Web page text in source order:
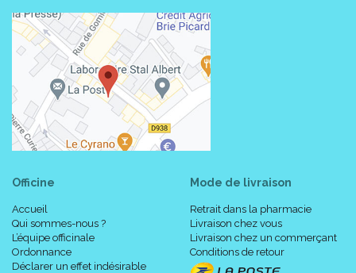
Officine
Accueil
Qui sommes-nous ?
L’équipe officinale
Ordonnance
Déclarer un effet indésirable
Mode de livraison
Retrait dans la pharmacie
Livraison chez vous
Livraison chez un commerçant
Conditions de retour